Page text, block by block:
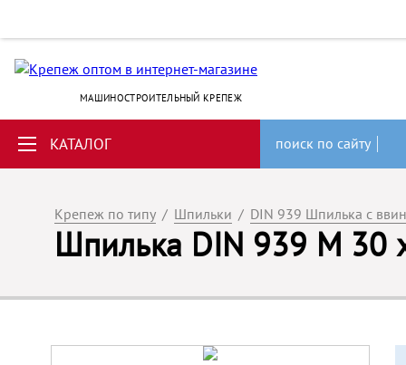
МАШИНОСТРОИТЕЛЬНЫЙ КРЕПЕЖ
КАТАЛОГ поиск по сайту
Крепеж по типу / Шпильки / DIN 939 Шпилька с
Шпилька DIN 939 M 30